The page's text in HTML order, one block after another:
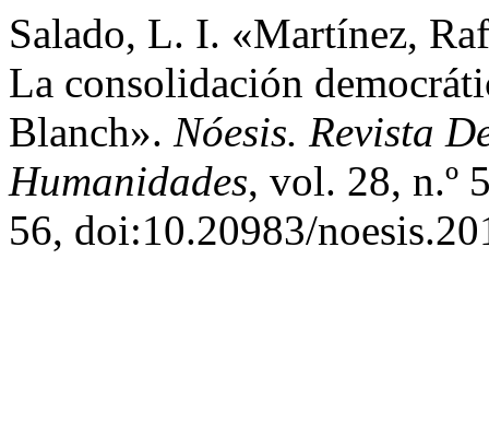
Salado, L. I. «Martínez,
La consolidación
Blanch». Nóesis. Revista
Humanidades, vol. 28, n.º
56, doi:10.20983/